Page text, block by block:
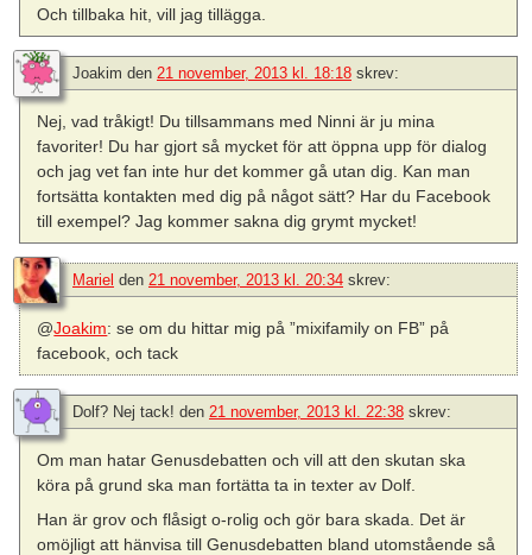
Och tillbaka hit, vill jag tillägga.
Joakim den 21 november, 2013 kl. 18:18 skrev:
Nej, vad tråkigt! Du tillsammans med Ninni är ju mina
favoriter! Du har gjort så mycket för att öppna upp för dialog
och jag vet fan inte hur det kommer gå utan dig. Kan man
fortsätta kontakten med dig på något sätt? Har du Facebook
till exempel? Jag kommer sakna dig grymt mycket!
Mariel den 21 november, 2013 kl. 20:34 skrev:
@Joakim: se om du hittar mig på ”mixifamily on FB” på
facebook, och tack
Dolf? Nej tack! den 21 november, 2013 kl. 22:38 skrev:
Om man hatar Genusdebatten och vill att den skutan ska
köra på grund ska man fortätta ta in texter av Dolf.
Han är grov och flåsigt o-rolig och gör bara skada. Det är
omöjligt att hänvisa till Genusdebatten bland utomstående så